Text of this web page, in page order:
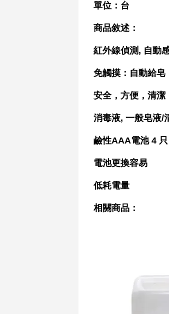
單位：台
商品敘述：
紅外線偵測, 自動
免觸摸 ： 自動給皂
安全，方便，清潔
消毒液, 一般皂液/
鹼性AAA電池 4 只
電池更換容易
低耗電量
相關商品：